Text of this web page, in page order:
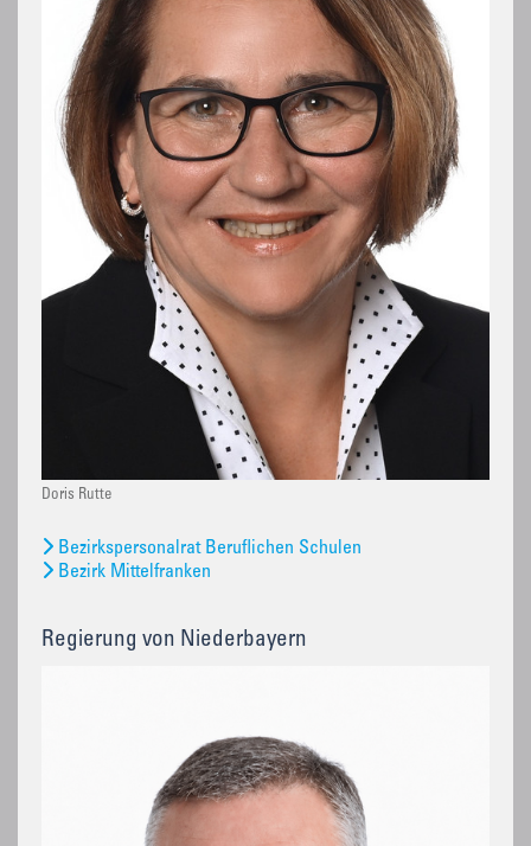
Doris Rutte
Bezirkspersonalrat Beruflichen Schulen
Bezirk Mittelfranken
Regierung von Niederbayern